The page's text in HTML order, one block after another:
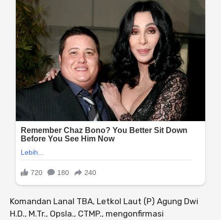
Komandan Lanal TBA, Letkol Laut (P) Agung Dwi
H.D., M.Tr., Opsla., CTMP., mengonfirmasi